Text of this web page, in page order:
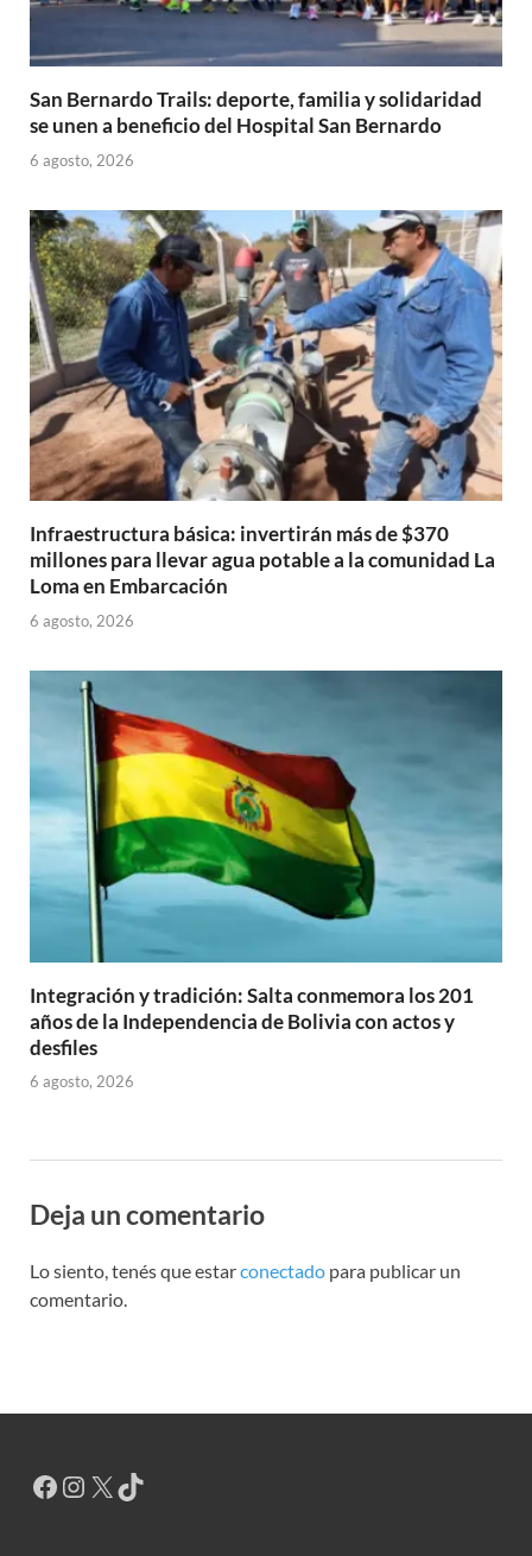
San Bernardo Trails: deporte, familia y solidaridad
se unen a beneficio del Hospital San Bernardo
6 agosto, 2026
Infraestructura básica: invertirán más de $370
millones para llevar agua potable a la comunidad La
Loma en Embarcación
6 agosto, 2026
Integración y tradición: Salta conmemora los 201
años de la Independencia de Bolivia con actos y
desfiles
6 agosto, 2026
Deja un comentario
Lo siento, tenés que estarconectado para publicar un
comentario.